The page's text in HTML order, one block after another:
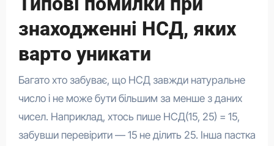
знаходженні НСД, яких
варто уникати
Багато хто забуває, що НСД завжди натуральне
число і не може бути більшим за менше з даних
чисел. Наприклад, хтось пише НСД(15, 25) = 15,
забувши перевірити — 15 не ділить 25. Інша пастка